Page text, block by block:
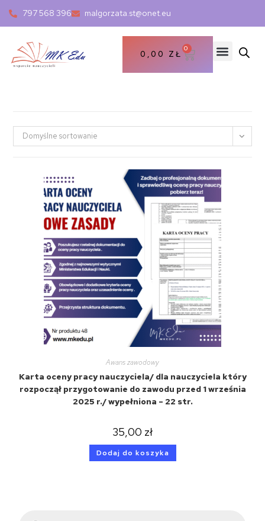
797 568 396 malgorzata.st@onet.eu
0,00 ZŁ
0
Domyślne sortowanie
Awans zawodowy
Karta oceny pracy nauczyciela/ dla nauczyciela który
rozpoczął przygotowanie do zawodu przed 1 września
2025 r./ wypełniona – 22 str.
35,00 zł
Dodaj do koszyka